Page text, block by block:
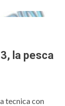
la pesca
tecnica con